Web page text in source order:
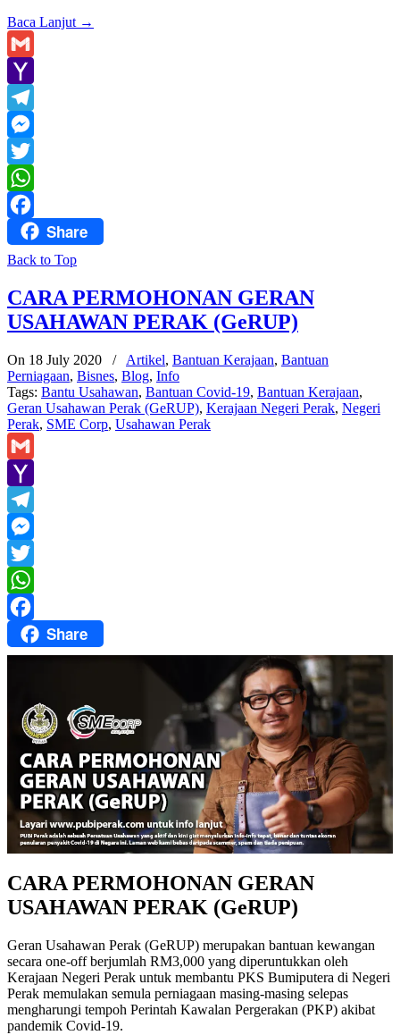
Baca Lanjut →
Gmail
Yahoo
Mail
Telegram
Messenger
Twitter
WhatsApp
FacebookShare
Back to Top
CARA PERMOHONAN GERAN
USAHAWAN PERAK (GeRUP)
On 18 July 2020 / Artikel, Bantuan Kerajaan, Bantuan
Perniagaan, Bisnes, Blog, Info
Tags: Bantu Usahawan, Bantuan Covid-19, Bantuan Kerajaan,
Geran Usahawan Perak (GeRUP), Kerajaan Negeri Perak, Negeri
Perak, SME Corp, Usahawan Perak
Gmail
Yahoo
Mail
Telegram
Messenger
Twitter
WhatsApp
FacebookShare
CARA PERMOHONAN GERAN
USAHAWAN PERAK (GeRUP)
Geran Usahawan Perak (GeRUP) merupakan bantuan kewangan
secara one-off berjumlah RM3,000 yang diperuntukkan oleh
Kerajaan Negeri Perak untuk membantu PKS Bumiputera di Negeri
Perak memulakan semula perniagaan masing-masing selepas
mengharungi tempoh Perintah Kawalan Pergerakan (PKP) akibat
pandemik Covid-19.